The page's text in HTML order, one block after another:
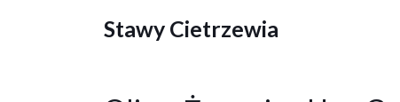
Stawy Cietrzewia